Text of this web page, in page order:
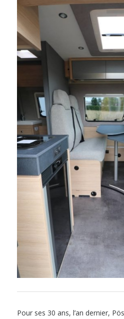
Pour ses 30 ans, l’an dernier,